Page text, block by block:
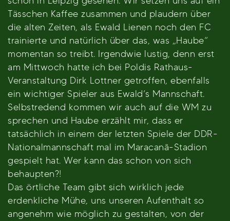
Tässchen Kaffee zusammen und plaudern über
die alten Zeiten, als Ewald Lienen noch den FC
trainierte und natürlich über das, was „Haube“
momentan so treibt. Irgendwie lustig, denn erst
am Mittwoch hatte ich bei Poldis Rathaus-
Veranstaltung Dirk Lottner getroffen, ebenfalls
ein wichtiger Spieler aus Ewald’s Mannschaft.
Selbstredend kommen wir auch auf die WM zu
sprechen und Haube erzählt mir, dass er
tatsächlich in einem der letzten Spiele der DDR-
Nationalmannschaft mal im Maracanã-Stadion
gespielt hat. Wer kann das schon von sich
behaupten?!
Das örtliche Team gibt sich wirklich jede
erdenkliche Mühe, uns unseren Aufenthalt so
angenehm wie möglich zu gestalten, von der